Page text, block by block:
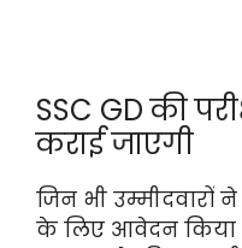
SSC GD की
कराई जाएगी
जिन भी उम्मीदवारों
के लिए आवेदन किया